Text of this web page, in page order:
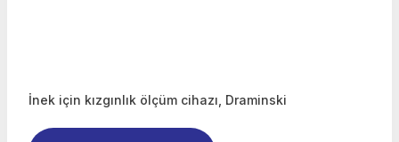
İnek için kızgınlık ölçüm cihazı, Draminski